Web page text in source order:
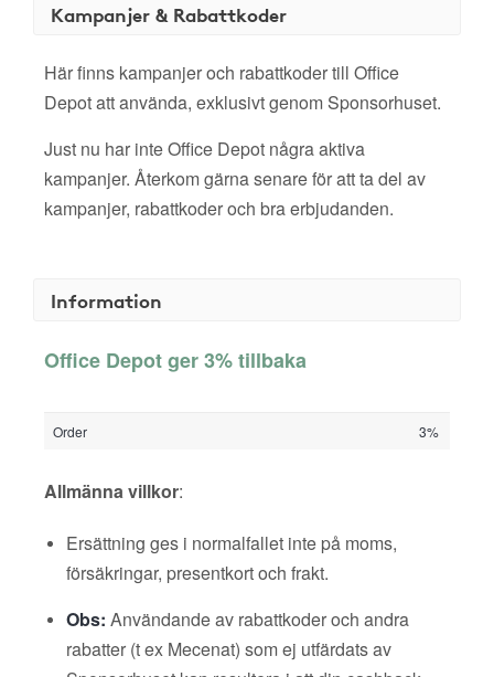
Kampanjer & Rabattkoder
Här finns kampanjer och rabattkoder till Office
Depot att använda, exklusivt genom Sponsorhuset.
Just nu har inte Office Depot några aktiva
kampanjer. Återkom gärna senare för att ta del av
kampanjer, rabattkoder och bra erbjudanden.
Information
Office Depot ger 3% tillbaka
Order 3%
Allmänna villkor:
Ersättning ges i normalfallet inte på moms,
försäkringar, presentkort och frakt.
Obs: Användande av rabattkoder och andra
rabatter (t ex Mecenat) som ej utfärdats av